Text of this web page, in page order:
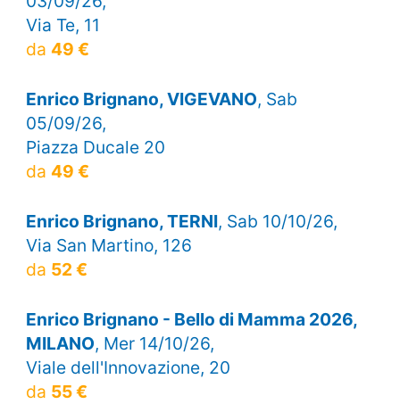
Via Te, 11
da 49 €
Enrico Brignano, VIGEVANO, Sab
05/09/26,
Piazza Ducale 20
da 49 €
Enrico Brignano, TERNI, Sab 10/10/26,
Via San Martino, 126
da 52 €
Enrico Brignano - Bello di Mamma 2026,
MILANO, Mer 14/10/26,
Viale dell'Innovazione, 20
da 55 €